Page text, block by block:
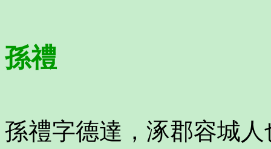
孫禮
孫禮字德達，涿郡容城